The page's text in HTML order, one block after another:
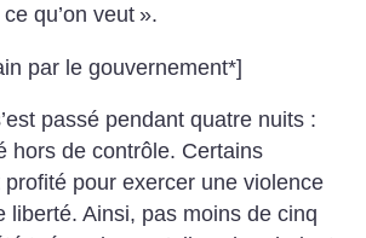
qu’on veut ».
par le gouvernement*]
passé pendant quatre nuits :
hors de contrôle. Certains
pour exercer une violence
liberté. Ainsi, pas moins de cinq